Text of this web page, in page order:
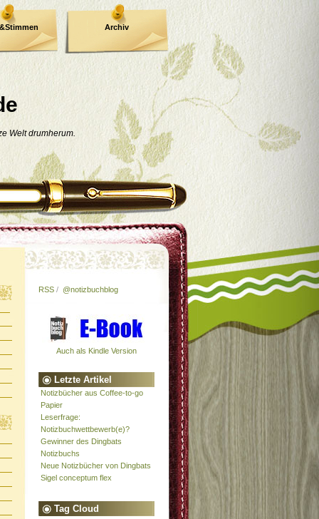
Welt drumherum.
Archiv
RSS / @notizbuchblog
Auch als Kindle Version
Letzte Artikel
Notizbücher aus Coffee-to-go
Papier
Leserfrage:
Notizbuchwettbewerb(e)?
Gewinner des Dingbats
Notizbuchs
Neue Notizbücher von Dingbats
Sigel conceptum flex
Tag Cloud